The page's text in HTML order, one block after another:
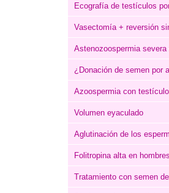
Ecografía de testículos
Vasectomía + reversión
Astenozoospermia
¿Donación de semen por
Azoospermia con
Volumen eyaculado
Aglutinación de los
Folitropina alta en
Tratamiento con semen